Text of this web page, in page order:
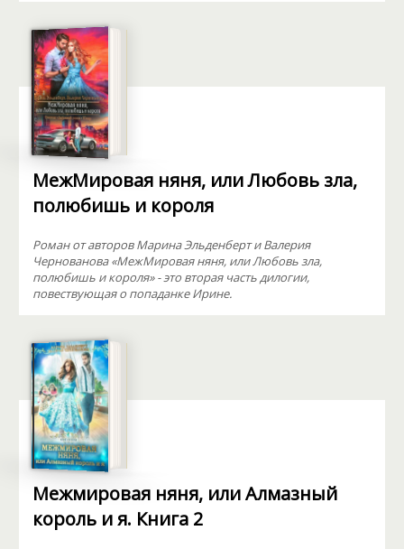
МежМировая няня, или Любовь зла,
полюбишь и короля
Роман от авторов Марина Эльденберт и Валерия
Чернованова «МежМировая няня, или Любовь зла,
полюбишь и короля» - это вторая часть дилогии,
повествующая о попаданке Ирине.
Межмировая няня, или Алмазный
король и я. Книга 2